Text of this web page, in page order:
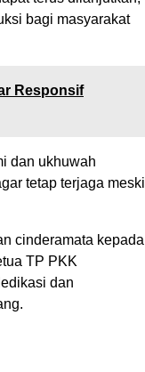
bagi masyarakat
Responsif
dan ukhuwah
tetap terjaga meski
cinderamata kepada
TP PKK
dan